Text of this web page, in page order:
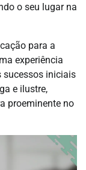
o seu lugar na
para a
experiência
sucessos iniciais
e ilustre,
proeminente no